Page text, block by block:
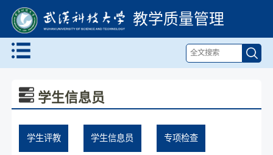
教学质量管理
学生信息员
学生评教 学生信息员 专项检查